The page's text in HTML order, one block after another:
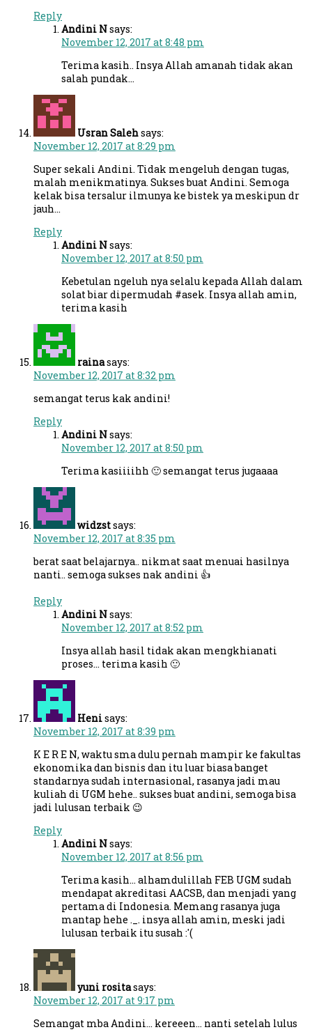
Reply
Andini Nsays:
November 12, 2017 at 8:48 pm
Terima kasih.. Insya Allah amanah tidak akan
salah pundak…
Usran Salehsays:
November 12, 2017 at 8:29 pm
Super sekali Andini. Tidak mengeluh dengan tugas,
malah menikmatinya. Sukses buat Andini. Semoga
kelak bisa tersalur ilmunya ke bistek ya meskipun dr
jauh…
Reply
Andini Nsays:
November 12, 2017 at 8:50 pm
Kebetulan ngeluh nya selalu kepada Allah dalam
solat biar dipermudah #asek. Insya allah amin,
terima kasih
rainasays:
November 12, 2017 at 8:32 pm
semangat terus kak andini!
Reply
Andini Nsays:
November 12, 2017 at 8:50 pm
Terima kasiiiihh 🙂 semangat terus jugaaaa
widzstsays:
November 12, 2017 at 8:35 pm
berat saat belajarnya.. nikmat saat menuai hasilnya
nanti.. semoga sukses nak andini 👍
Reply
Andini Nsays:
November 12, 2017 at 8:52 pm
Insya allah hasil tidak akan mengkhianati
proses… terima kasih 🙂
Henisays:
November 12, 2017 at 8:39 pm
K E R E N, waktu sma dulu pernah mampir ke fakultas
ekonomika dan bisnis dan itu luar biasa banget
standarnya sudah internasional, rasanya jadi mau
kuliah di UGM hehe.. sukses buat andini, semoga bisa
jadi lulusan terbaik 😉
Reply
Andini Nsays:
November 12, 2017 at 8:56 pm
Terima kasih… alhamdulillah FEB UGM sudah
mendapat akreditasi AACSB, dan menjadi yang
pertama di Indonesia. Memang rasanya juga
mantap hehe ._. insya allah amin, meski jadi
lulusan terbaik itu susah :'(
yuni rositasays:
November 12, 2017 at 9:17 pm
Semangat mba Andini… kereeen… nanti setelah lulus